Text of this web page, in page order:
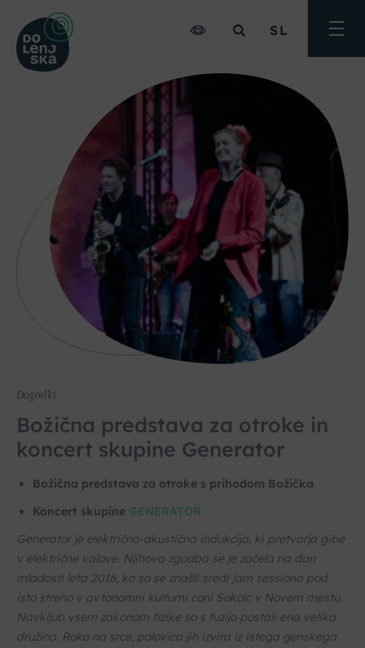
SL
Dogodki
Božična predstava za otroke in
koncert skupine Generator
Božična predstava za otroke s prihodom Božička
Koncert skupine GENERATOR
Generator je električno-akustična indukcija, ki pretvarja gibe
v električne valove. Njihova zgodba se je začela na dan
mladosti leta 2016, ko so se znašli sredi jam sessiona pod
isto streho v avtonomni kulturni coni Sokolc v Novem mestu.
Navkljub vsem zakonom fizike so s fuzijo postali ena velika
družina. Roko na srce, polovica jih izvira iz istega genskega